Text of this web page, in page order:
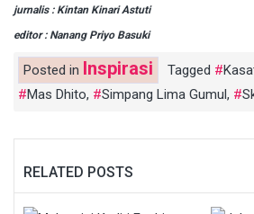
jurnalis : Kintan Kinari Astuti
editor : Nanang Priyo Basuki
Posted in Inspirasi Tagged
Mas Dhito, Simpang Lima Gumul,
RELATED POSTS